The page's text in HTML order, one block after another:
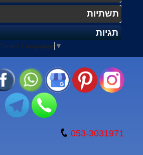
תשתיות
תגיות
Select Language ▼
053-3031971